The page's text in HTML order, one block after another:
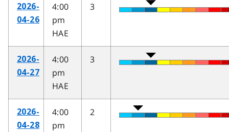
2026-
04-26
4:00
pm
HAE
3
2026-
04-27
4:00
pm
HAE
3
2026-
04-28
4:00
pm
2